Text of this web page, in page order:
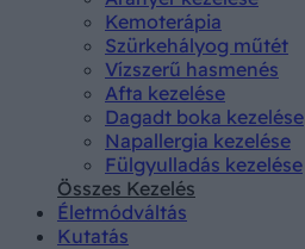
Kemoterápia
Szürkehályog műtét
Vízszerű hasmenés
Afta kezelése
Dagadt boka kezelése
Napallergia kezelése
Fülgyulladás kezelése
Összes Kezelés
Életmódváltás
Kutatás